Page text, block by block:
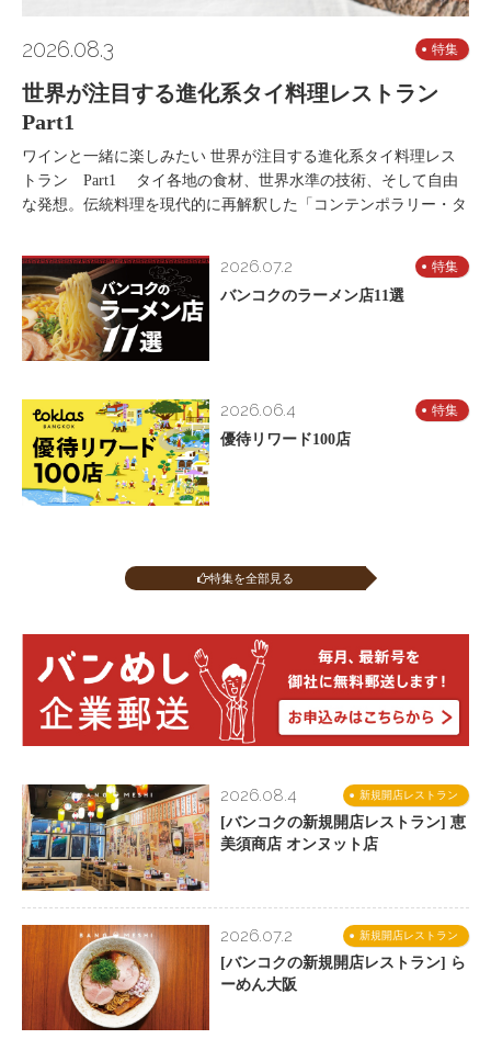
2026.08.3 特集
世界が注目する進化系タイ料理レストラン
Part1
ワインと一緒に楽しみたい 世界が注目する進化系タイ料理レス
トラン Part1 タイ各地の食材、世界水準の技術、そして自由
な発想。伝統料理を現代的に再解釈した「コンテンポラリー・タ
2026.07.2 特集
バンコクのラーメン店11選
2026.06.4 特集
優待リワード100店
特集を全部見る
新規開店レストラン
2026.08.4
[バンコクの新規開店レストラン] 恵
美須商店 オンヌット店
新規開店レストラン
2026.07.2
[バンコクの新規開店レストラン] ら
ーめん大阪